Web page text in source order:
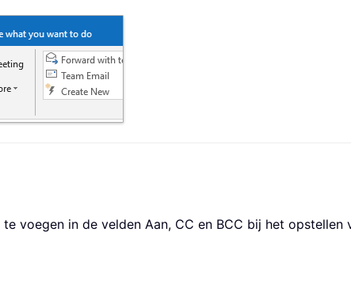
voegen in de velden Aan, CC en BCC bij het opstellen